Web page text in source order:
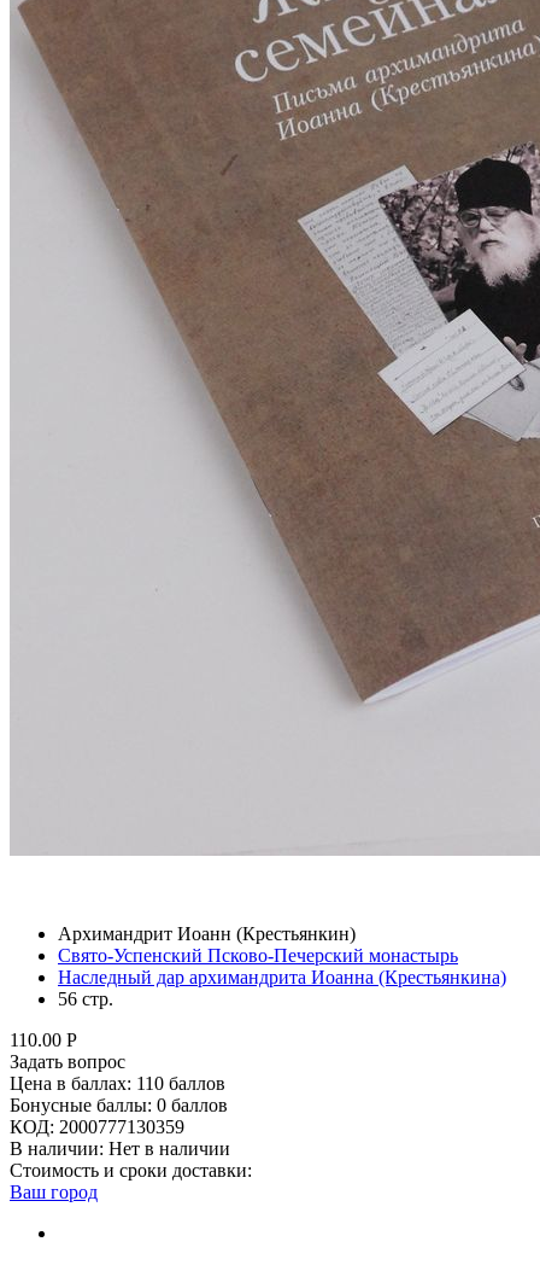
Архимандрит Иоанн (Крестьянкин)
Свято-Успенский Псково-Печерский монастырь
Наследный дар архимандрита Иоанна (Крестьянкина)
56 стр.
110.00 Р
Задать вопрос
Цена в баллах: 110 баллов
Бонусные баллы: 0 баллов
КОД: 2000777130359
В наличии: Нет в наличии
Стоимость и сроки доставки:
Ваш город